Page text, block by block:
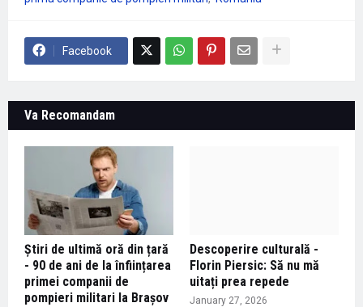
Facebook
Va Recomandam
Știri de ultimă oră din țară
- 90 de ani de la înființarea
primei companii de
pompieri militari la Brașov
Descoperire culturală -
Florin Piersic: Să nu mă
uitați prea repede
January 27, 2026